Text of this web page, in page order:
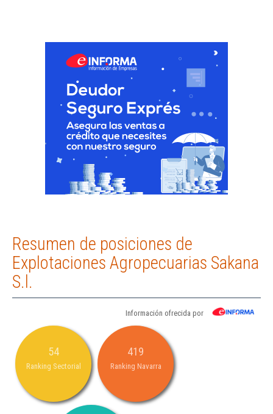
Resumen de posiciones de
Explotaciones Agropecuarias Sakana
S.l.
Información ofrecida por
54
Ranking Sectorial
419
Ranking Navarra